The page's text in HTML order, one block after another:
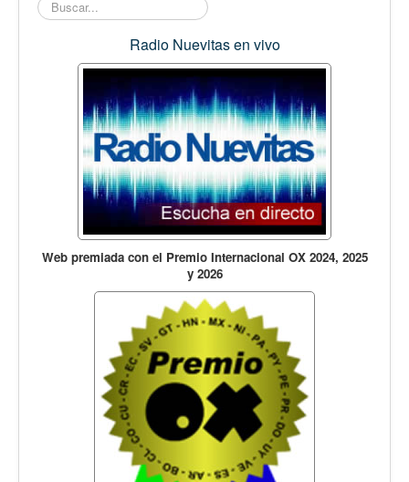
Radio Nuevitas en vivo
Web premiada con el Premio Internacional OX 2024, 2025
y 2026